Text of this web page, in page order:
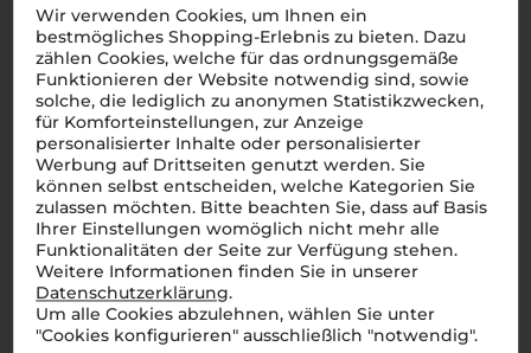
Wir verwenden Cookies, um Ihnen ein
bestmögliches Shopping-Erlebnis zu bieten. Dazu
zählen Cookies, welche für das ordnungsgemäße
Funktionieren der Website notwendig sind, sowie
solche, die lediglich zu anonymen Statistikzwecken,
für Komforteinstellungen, zur Anzeige
personalisierter Inhalte oder personalisierter
Werbung auf Drittseiten genutzt werden. Sie
können selbst entscheiden, welche Kategorien Sie
zulassen möchten. Bitte beachten Sie, dass auf Basis
Ihrer Einstellungen womöglich nicht mehr alle
Funktionalitäten der Seite zur Verfügung stehen.
Weitere Informationen finden Sie in unserer
Datenschutzerklärung.
Um alle Cookies abzulehnen, wählen Sie unter
"Cookies konfigurieren" ausschließlich "notwendig".
Lamantea Extra Natives Olivenöl
Olio Lamantea SRL
pro Stück (0.5l),
inkl. MwSt. zzgl.Versand